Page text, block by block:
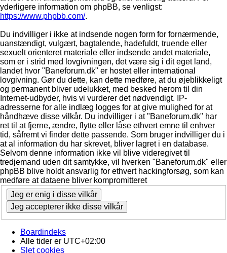
yderligere information om phpBB, se venligst:
https://www.phpbb.com/.
Du indvilliger i ikke at indsende nogen form for fornærmende,
uanstændigt, vulgært, bagtalende, hadefuldt, truende eller
sexuelt orienteret materiale eller indsende andet materiale,
som er i strid med lovgivningen, det være sig i dit eget land,
landet hvor "Baneforum.dk" er hostet eller international
lovgivning. Gør du dette, kan dette medføre, at du øjeblikkeligt
og permanent bliver udelukket, med besked herom til din
Internet-udbyder, hvis vi vurderer det nødvendigt. IP-
adresserne for alle indlæg logges for at give mulighed for at
håndhæve disse vilkår. Du indvilliger i at "Baneforum.dk" har
ret til at fjerne, ændre, flytte eller låse ethvert emne til enhver
tid, såfremt vi finder dette passende. Som bruger indvilliger du i
at al information du har skrevet, bliver lagret i en database.
Selvom denne information ikke vil blive videregivet til
tredjemand uden dit samtykke, vil hverken "Baneforum.dk" eller
phpBB blive holdt ansvarlig for ethvert hackingforsøg, som kan
medføre at dataene bliver kompromitteret
Boardindeks
Alle tider er UTC+02:00
Slet cookies